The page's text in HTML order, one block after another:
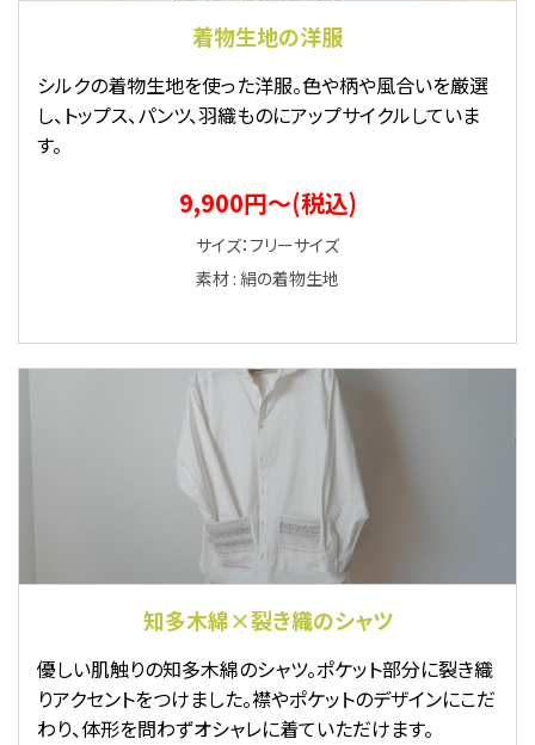
着物生地の洋服
シルクの着物生地を使った洋服。色や柄や風合いを厳選
し、トップス、パンツ、羽織ものにアップサイクルしていま
す。
9,900円〜(税込)
サイズ：フリーサイズ
素材 : 絹の着物生地
知多木綿×裂き織のシャツ
優しい肌触りの知多木綿のシャツ。ポケット部分に裂き織
りアクセントをつけました。襟やポケットのデザインにこだ
わり、体形を問わずオシャレに着ていただけます。